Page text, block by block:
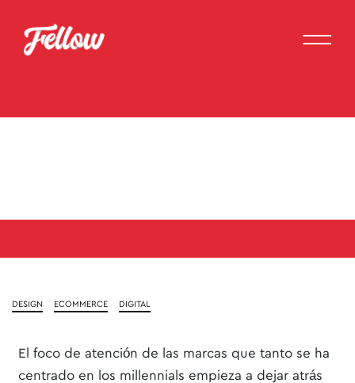
DESIGN ECOMMERCE DIGITAL
El foco de atención de las marcas que tanto se ha
centrado en los millennials empieza a dejar atrás